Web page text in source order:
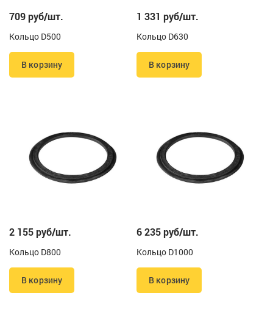
709 руб/шт.
Кольцо D500
В корзину
1 331 руб/шт.
Кольцо D630
В корзину
2 155 руб/шт.
Кольцо D800
В корзину
6 235 руб/шт.
Кольцо D1000
В корзину